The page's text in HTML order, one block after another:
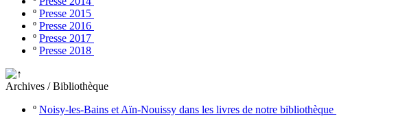
º Presse 2015
º Presse 2016
º Presse 2017
º Presse 2018
Archives / Bibliothèque
º Noisy-les-Bains et Aïn-Nouissy dans les livres de notre bibliothèque